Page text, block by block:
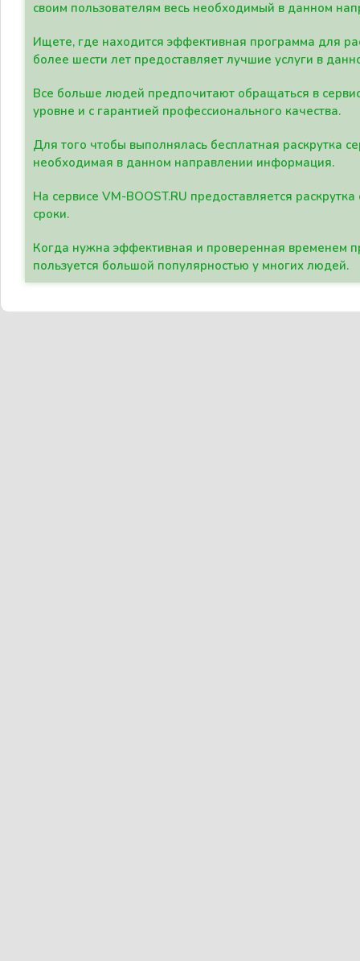
своим пользователям весь необходимый в данном
Ищете, где находится эффективная программа для
более шести лет предоставляет лучшие услуги в
Все больше людей предпочитают обращаться в
уровне и с гарантией профессионального качества.
Для того чтобы выполнялась бесплатная раскрутка
необходимая в данном направлении информация.
На сервисе VM-BOOST.RU предоставляется
сроки.
Когда нужна эффективная и проверенная временем
пользуется большой популярностью у многих людей.